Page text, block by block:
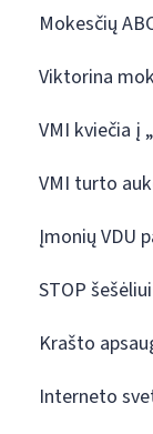
Mokesčių
Viktorina
VMI kviečia į
VMI turto
Įmonių VDU
STOP šešėliui
Krašto
Interneto